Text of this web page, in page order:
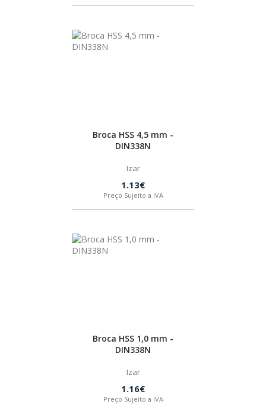
Broca HSS 4,5 mm -
DIN338N
Izar
1.13€
Preço Sujeito a IVA
Broca HSS 1,0 mm -
DIN338N
Izar
1.16€
Preço Sujeito a IVA